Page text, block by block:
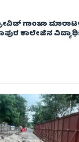
ಗಾಂಜಾ
ಕಾಲೇಜಿನ